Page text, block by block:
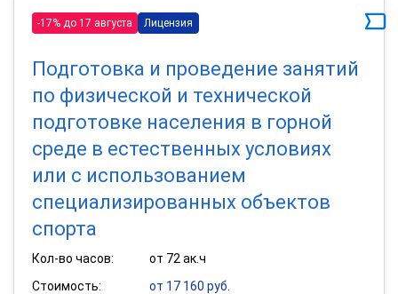
-17% до 17 августа Лицензия
Подготовка и проведение занятий
по физической и технической
подготовке населения в горной
среде в естественных условиях
или с использованием
специализированных объектов
спорта
Кол-во часов:
от 72 ак.ч
Стоимость:
от 17 160 руб.